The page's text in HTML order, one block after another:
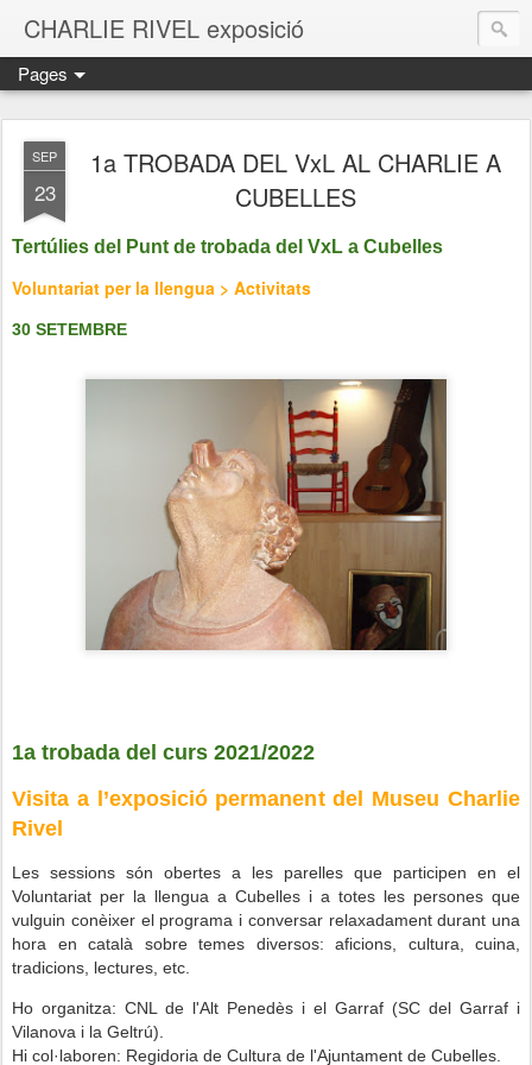
CHARLIE RIVEL exposició
Pages
SEP
23
1a TROBADA DEL VxL AL CHARLIE A
CUBELLES
Tertúlies del Punt de trobada del VxL a Cubelles
Voluntariat per la llengua > Activitats
30 SETEMBRE
1a trobada del curs 2021/2022
Visita a l’exposició permanent del Museu Charlie
Rivel
Les sessions són obertes a les parelles que participen en el
Voluntariat per la llengua a Cubelles i a totes les persones que
vulguin conèixer el programa i conversar relaxadament durant una
hora en català sobre temes diversos: aficions, cultura, cuina,
tradicions, lectures, etc.
Ho organitza: CNL de l'Alt Penedès i el Garraf (SC del Garraf i
Vilanova i la Geltrú).
Hi col·laboren: Regidoria de Cultura de l'Ajuntament de Cubelles.